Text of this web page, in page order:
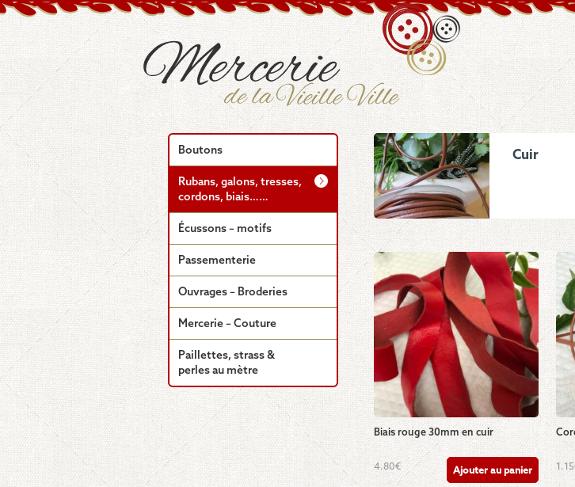
Cuir
Biais rouge 30mm en cuir
4.80€ Ajouter au panier 1.15
Boutons
Rubans, galons, tresses,
cordons, biais……
Écussons – motifs
Passementerie
Ouvrages – Broderies
Mercerie – Couture
Paillettes, strass &
perles au mètre